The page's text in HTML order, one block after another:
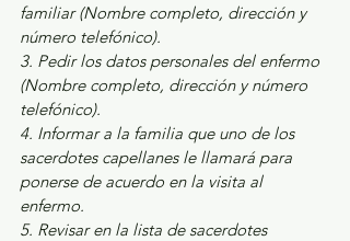
familiar (Nombre completo, dirección y
número telefónico).
3. Pedir los datos personales del enfermo
(Nombre completo, dirección y número
telefónico).
4. Informar a la familia que uno de los
sacerdotes capellanes le llamará para
ponerse de acuerdo en la visita al
enfermo.
5. Revisar en la lista de sacerdotes